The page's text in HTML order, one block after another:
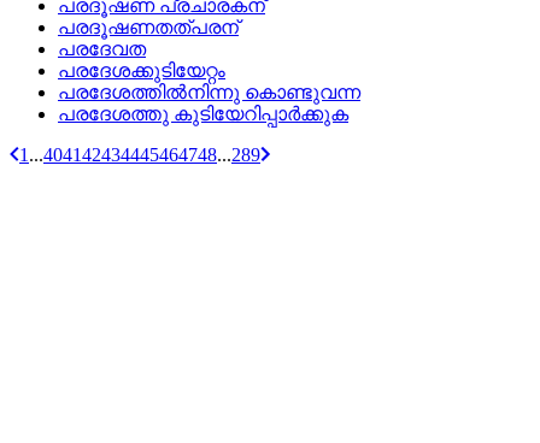
പരദൂഷണ പ്രചാരകന്
പരദൂഷണതത്‌പരന്
പരദേവത
പരദേശക്കുടിയേറ്റം
പരദേശത്തില്‍നിന്നു കൊണ്ടുവന്ന
പരദേശത്തു കുടിയേറിപ്പാര്‍ക്കുക
1 ...404142434445464748...289